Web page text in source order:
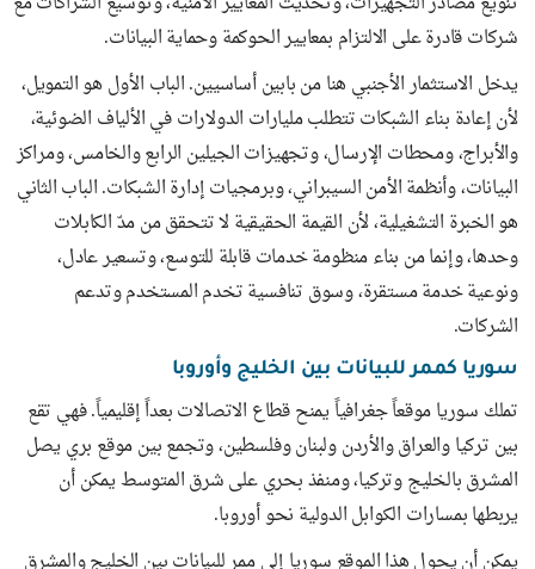
شركات قادرة على الالتزام بمعايير الحوكمة وحماية البيانات.
يدخل الاستثمار الأجنبي هنا من بابين أساسيين. الباب الأول هو التمويل،
لأن إعادة بناء الشبكات تتطلب مليارات الدولارات في الألياف الضوئية،
والأبراج، ومحطات الإرسال، وتجهيزات الجيلين الرابع والخامس، ومراكز
البيانات، وأنظمة الأمن السيبراني، وبرمجيات إدارة الشبكات. الباب الثاني
هو الخبرة التشغيلية، لأن القيمة الحقيقية لا تتحقق من مدّ الكابلات
وحدها، وإنما من بناء منظومة خدمات قابلة للتوسع، وتسعير عادل،
ونوعية خدمة مستقرة، وسوق تنافسية تخدم المستخدم وتدعم
الشركات.
سوريا كممر للبيانات بين الخليج وأوروبا
تملك سوريا موقعاً جغرافياً يمنح قطاع الاتصالات بعداً إقليمياً. فهي تقع
بين تركيا والعراق والأردن ولبنان وفلسطين، وتجمع بين موقع بري يصل
المشرق بالخليج وتركيا، ومنفذ بحري على شرق المتوسط يمكن أن
يربطها بمسارات الكوابل الدولية نحو أوروبا.